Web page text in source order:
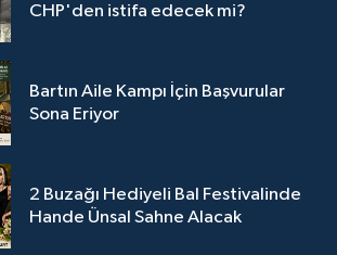
CHP'den istifa edecek mi?
Bartın Aile Kampı İçin Başvurular
Sona Eriyor
2 Buzağı Hediyeli Bal Festivalinde
Hande Ünsal Sahne Alacak